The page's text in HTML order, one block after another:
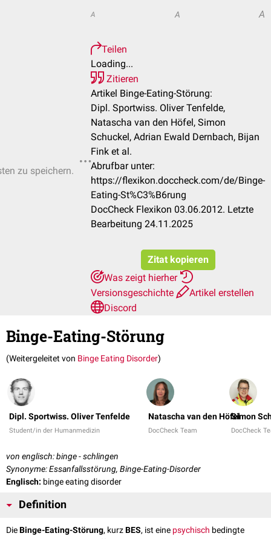
zu speichern.
A A A
Teilen
Loading...
Zitieren
Artikel Binge-Eating-Störung:
Dipl. Sportwiss. Oliver Tenfelde,
Natascha van den Höfel, Simon
Schuckel, Adrian Ewald Dernbach, Bijan
Fink et al.
Abrufbar unter:
https://flexikon.doccheck.com/de/Binge-
Eating-St%C3%B6rung
DocCheck Flexikon 03.06.2012. Letzte
Bearbeitung 24.11.2025
Zitat kopieren
Was zeigt hierher
Versionsgeschichte
Artikel erstellen
Discord
Binge-Eating-Störung
(Weitergeleitet von Binge Eating Disorder)
Dipl. Sportwiss. Oliver Tenfelde
Student/in der Humanmedizin
Natascha van den Höfel
DocCheck Team
Simon
DocCheck
von englisch: binge - schlingen
Synonyme: Essanfallsstörung, Binge-Eating-Disorder
Englisch: binge eating disorder
Definition
DieBinge-Eating-Störung, kurzBES, ist eine psychisch bedingte